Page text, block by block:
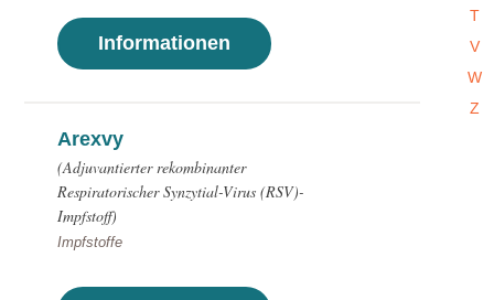
Informationen
Arexvy
(Adjuvantierter rekombinanter
Respiratorischer Synzytial-Virus (RSV)-
Impfstoff)
Impfstoffe
T
V
W
Z